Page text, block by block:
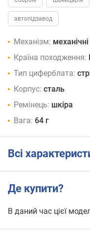
автопідзавод
Механізм: механічні
Країна походження:
Тип циферблата:
Корпус: сталь
Ремінець: шкіра
Вага: 64 г
Всі
Де купити?
В даний час цієї